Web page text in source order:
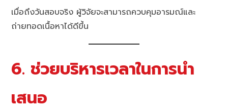
เมื่อถึงวันสอบจริง ผู้วิจัยจะสามารถควบคุมอารมณ์และ
ถ่ายทอดเนื้อหาได้ดีขึ้น
6. ช่วยบริหารเวลาในการนำ
เสนอ